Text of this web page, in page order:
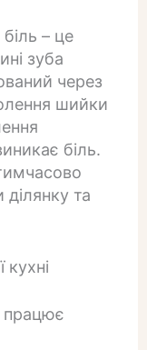
– це
зуба
через
шийки
біль.
ділянку та
працює